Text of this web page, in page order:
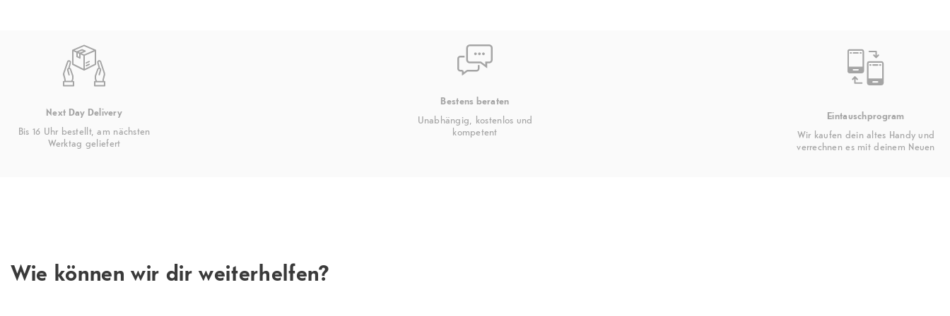
Next Day Delivery
Bis 16 Uhr bestellt, am nächsten
Werktag geliefert
Bestens beraten
Unabhängig, kostenlos und
kompetent
Eintauschprogram
Wir kaufen dein altes Handy und
verrechnen es mit deinem Neuen
Wie können wir dir weiterhelfen?